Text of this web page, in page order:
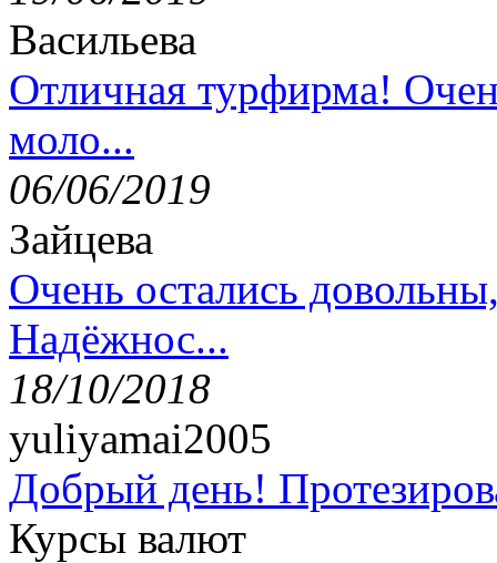
Васильева
Отличная турфирма!
моло...
06/06/2019
Зайцева
Очень остались
Надёжнос...
18/10/2018
yuliyamai2005
Добрый день!
Курсы валют